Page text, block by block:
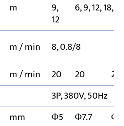
m 9,
12
6, 9, 12, 18,
m / min
8, 0.8/8
m / min 20 20
20
3P, 380V, 50Hz
mm Φ5 Φ7.7